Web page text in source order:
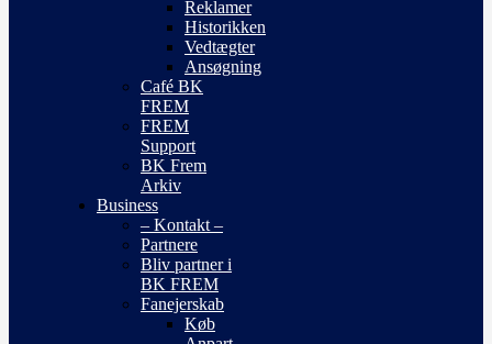
Reklamer
Historikken
Vedtægter
Ansøgning
Café BK
FREM
FREM
Support
BK Frem
Arkiv
Business
– Kontakt –
Partnere
Bliv partner i
BK FREM
Fanejerskab
Køb